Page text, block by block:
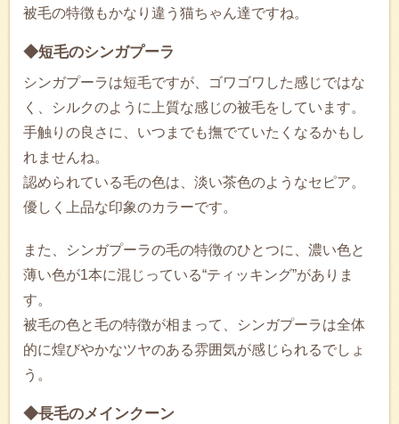
被毛の特徴もかなり違う猫ちゃん達ですね。
◆短毛のシンガプーラ
シンガプーラは短毛ですが、ゴワゴワした感じではな
く、シルクのように上質な感じの被毛をしています。
手触りの良さに、いつまでも撫でていたくなるかもし
れませんね。
認められている毛の色は、淡い茶色のようなセピア。
優しく上品な印象のカラーです。
また、シンガプーラの毛の特徴のひとつに、濃い色と
薄い色が1本に混じっている“ティッキング”がありま
す。
被毛の色と毛の特徴が相まって、シンガプーラは全体
的に煌びやかなツヤのある雰囲気が感じられるでしょ
う。
◆長毛のメインクーン